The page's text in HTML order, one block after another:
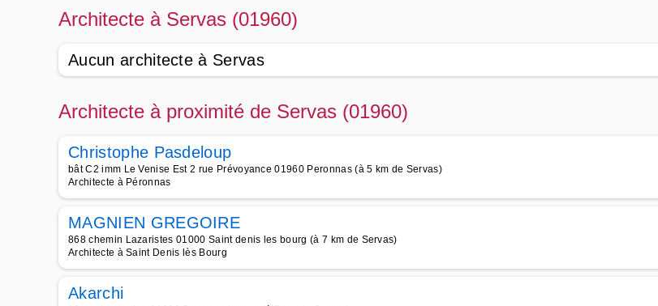
Architecte à Servas (01960)
Aucun architecte à Servas
Architecte à proximité de Servas (01960)
Christophe Pasdeloup
bât C2 imm Le Venise Est 2 rue Prévoyance 01960 Peronnas (à 5 km de Servas)
Architecte à Péronnas
MAGNIEN GREGOIRE
868 chemin Lazaristes 01000 Saint denis les bourg (à 7 km de Servas)
Architecte à Saint Denis lès Bourg
Akarchi